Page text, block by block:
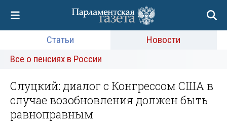
Статьи
Новости
Все о пенсиях в России
Слуцкий: диалог с Конгрессом США в
случае возобновления должен быть
равноправным